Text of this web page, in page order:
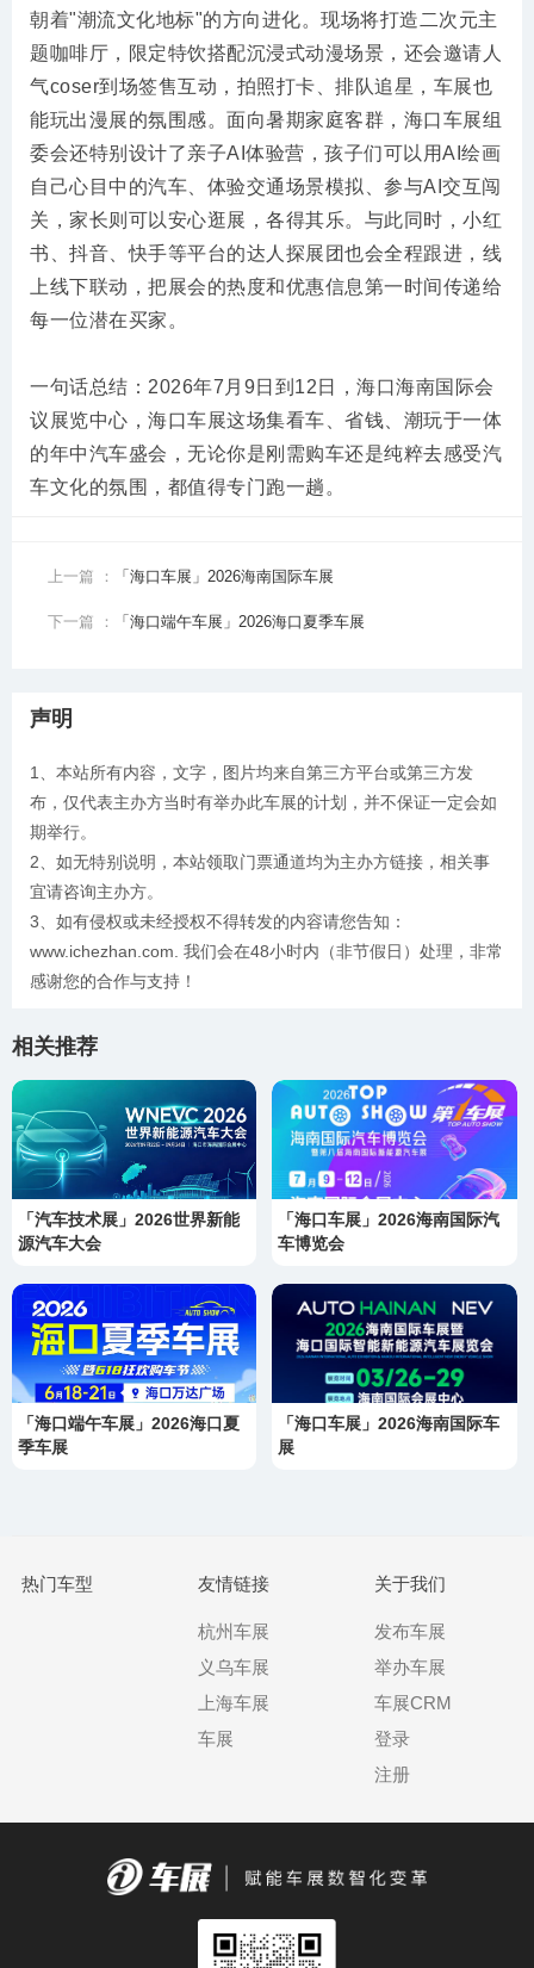
朝着"潮流文化地标"的方向进化。现场将打造二次元主
题咖啡厅，限定特饮搭配沉浸式动漫场景，还会邀请人
气coser到场签售互动，拍照打卡、排队追星，车展也
能玩出漫展的氛围感。面向暑期家庭客群，海口车展组
委会还特别设计了亲子AI体验营，孩子们可以用AI绘画
自己心目中的汽车、体验交通场景模拟、参与AI交互闯
关，家长则可以安心逛展，各得其乐。与此同时，小红
书、抖音、快手等平台的达人探展团也会全程跟进，线
上线下联动，把展会的热度和优惠信息第一时间传递给
每一位潜在买家。
一句话总结：2026年7月9日到12日，海口海南国际会
议展览中心，海口车展这场集看车、省钱、潮玩于一体
的年中汽车盛会，无论你是刚需购车还是纯粹去感受汽
车文化的氛围，都值得专门跑一趟。
上一篇 ： 「海口车展」2026海南国际车展
下一篇 ： 「海口端午车展」2026海口夏季车展
声明
1、本站所有内容，文字，图片均来自第三方平台或第三方发
布，仅代表主办方当时有举办此车展的计划，并不保证一定会如
期举行。
2、如无特别说明，本站领取门票通道均为主办方链接，相关事
宜请咨询主办方。
3、如有侵权或未经授权不得转发的内容请您告知：
www.ichezhan.com. 我们会在48小时内（非节假日）处理，非常
感谢您的合作与支持！
相关推荐
「汽车技术展」2026世界新能
源汽车大会
「海口车展」2026海南国际汽
车博览会
「海口端午车展」2026海口夏
季车展
「海口车展」2026海南国际车
展
热门车型 友情链接
杭州车展
义乌车展
上海车展
车展
关于我们
发布车展
举办车展
车展CRM
登录
注册